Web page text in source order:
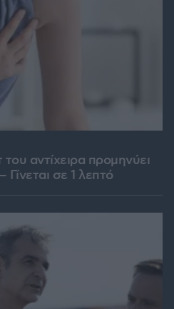
αντίχειρα προμηνύει
σε 1 λεπτό